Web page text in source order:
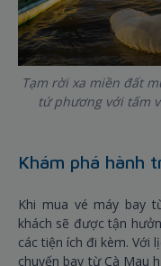
Tạm rời xa miền đất
tứ phương với tấm
Khám phá hành
Khi mua vé máy bay
khách sẽ được tận
các tiện ích đi kèm. Với
chuyến bay từ Cà Mau